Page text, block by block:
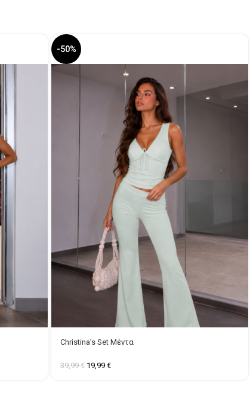
-50%
Christina’s Set Μέντα
39,99€ 19,99 €